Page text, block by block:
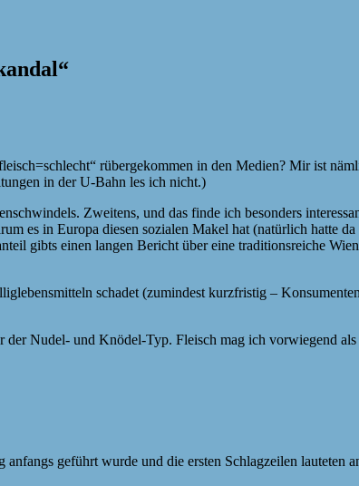
“
rübergekommen in den Medien? Mir ist
in der U-Bahn les ich nicht.)
Zweitens, und das finde ich besonders
es in Europa diesen sozialen Makel hat (natürlich
gibts einen langen Bericht über eine traditionsreiche
schadet (zumindest kurzfristig –
Nudel- und Knödel-Typ. Fleisch mag ich vorwiegend
geführt wurde und die ersten Schlagzeilen lauteten